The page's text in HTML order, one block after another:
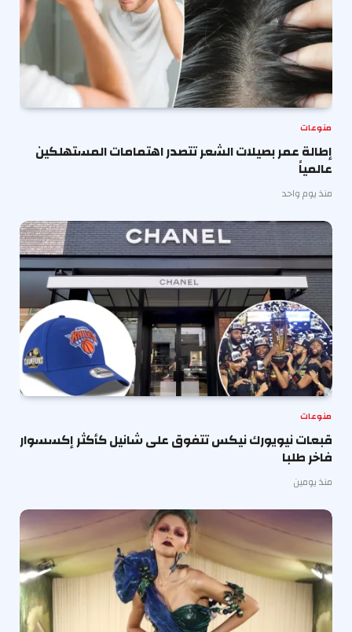
منوعات
إطالة عمر بصيلات الشعر تتصدر اهتمامات المستهلكين
عالمياً
منذ يوم واحد
منوعات
قبعات نيويورك نيكس تتفوق على شانيل كأكثر إكسسوار
فاخر طلبا
منذ يومين